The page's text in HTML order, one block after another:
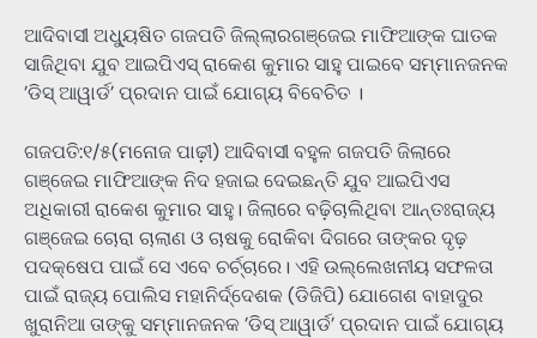
ଆଦିବାସୀ ଅଧ୍ୟୁଷିତ ଗଜପତି ଜିଲ୍ଲାରଗଞ୍ଜେଇ ମାଫିଆଙ୍କ ଘାତକ
ସାଜିଥିବା ଯୁବ ଆଇପିଏସ୍‌ ରାକେଶ କୁମାର ସାହୁ ପାଇବେ ସମ୍ମାନଜନକ
’ଡିସ୍‌ ଆୱାର୍ଡ’ ପ୍ରଦାନ ପାଇଁ ଯୋଗ୍ୟ ବିବେଚିତ ।
ଗଜପତି:୧/୫(ମନୋଜ ପାଢ଼ୀ) ଆଦିବାସୀ ବହୁଳ ଗଜପତି ଜିଲାରେ
ଗଞ୍ଜେଇ ମାଫିଆଙ୍କ ନିଦ ହଜାଇ ଦେଇଛନ୍ତି ଯୁବ ଆଇପିଏସ
ଅଧିକାରୀ ରାକେଶ କୁମାର ସାହୁ। ଜିଲାରେ ବଢ଼ିଚାଲିଥିବା ଆନ୍ତଃରାଜ୍ୟ
ଗଞ୍ଜେଇ ଚୋରା ଚାଲାଣ ଓ ଚାଷକୁ ରୋକିବା ଦିଗରେ ତାଙ୍କର ଦୃଢ଼
ପଦକ୍ଷେପ ପାଇଁ ସେ ଏବେ ଚର୍ଚ୍ଚାରେ। ଏହି ଉଲ୍ଲେଖନୀୟ ସଫଳତା
ପାଇଁ ରାଜ୍ୟ ପୋଲିସ ମହାନିର୍ଦ୍ଦେଶକ (ଡିଜିପି) ଯୋଗେଶ ବାହାଦୁର
ଖୁରାନିଆ ତାଙ୍କୁ ସମ୍ମାନଜନକ ’ଡିସ୍‌ ଆୱାର୍ଡ’ ପ୍ରଦାନ ପାଇଁ ଯୋଗ୍ୟ